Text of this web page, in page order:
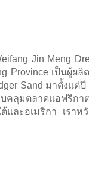
Jin Meng
Province เป็นผู้ผ
Sand มาตั้งแต่ปี
คลุมตลาดแอฟริกา
และอเมริกา เราห